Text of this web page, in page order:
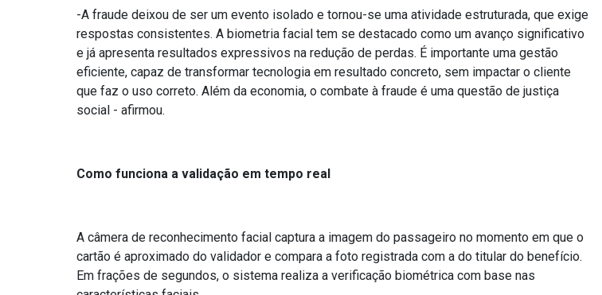
-A fraude deixou de ser um evento isolado e tornou-se uma atividade estruturada, que exige
respostas consistentes. A biometria facial tem se destacado como um avanço significativo
e já apresenta resultados expressivos na redução de perdas. É importante uma gestão
eficiente, capaz de transformar tecnologia em resultado concreto, sem impactar o cliente
que faz o uso correto. Além da economia, o combate à fraude é uma questão de justiça
social - afirmou.
Como funciona a validação em tempo real
A câmera de reconhecimento facial captura a imagem do passageiro no momento em que o
cartão é aproximado do validador e compara a foto registrada com a do titular do benefício.
Em frações de segundos, o sistema realiza a verificação biométrica com base nas